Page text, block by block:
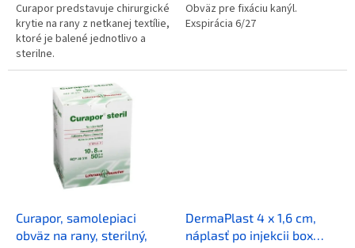
Curapor predstavuje chirurgické
krytie na rany z netkanej textílie,
ktoré je balené jednotlivo a
sterilne.
Obväz pre fixáciu kanýl.
Exspirácia 6/27
Curapor, samolepiaci
obväz na rany, sterilný,
DermaPlast 4 x 1,6 cm,
náplasť po injekcii box